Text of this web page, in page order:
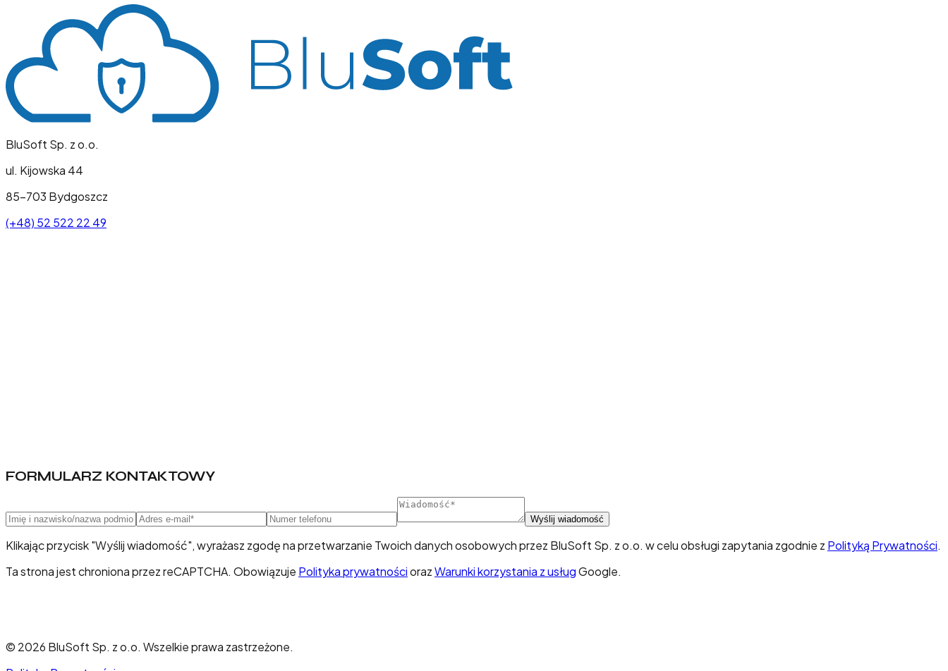
BluSoft Sp. z o.o.
ul. Kijowska 44
85-703 Bydgoszcz
(+48) 52 522 22 49
FORMULARZ KONTAKTOWY
Wyślij wiadomość
Klikając przycisk "Wyślij wiadomość", wyrażasz zgodę na przetwarzanie Twoich danych osobowych przez BluSoft Sp. z o.o. w celu obsługi zapytania zgodnie z Polityką Prywatności.
Ta strona jest chroniona przez reCAPTCHA. Obowiązuje Polityka prywatnościorazWarunki korzystania z usługGoogle.
© 2026 BluSoft Sp. z o.o. Wszelkie prawa zastrzeżone.